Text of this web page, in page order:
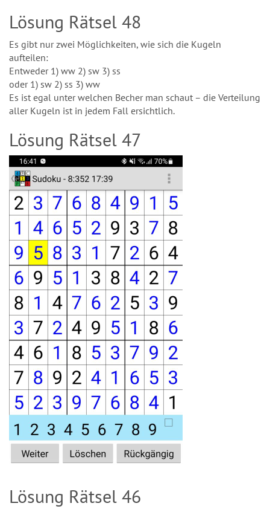
Lösung Rätsel 48
Es gibt nur zwei Möglichkeiten, wie sich die Kugeln
aufteilen:
Entweder 1) ww 2) sw 3) ss
oder 1) sw 2) ss 3) ww
Es ist egal unter welchen Becher man schaut – die Verteilung
aller Kugeln ist in jedem Fall ersichtlich.
Lösung Rätsel 47
Lösung Rätsel 46